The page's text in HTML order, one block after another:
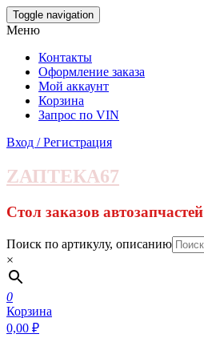
Skip
to
content
Toggle navigation
Меню
Контакты
Оформление заказа
Мой аккаунт
Корзина
Запрос по VIN
Вход / Регистрация
ZАПТЕКА67
Стол заказов автозапчастей
Поиск по артикулу, описанию
×
0
Корзина
0,00 ₽